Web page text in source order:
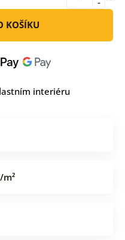
KOŠÍKU
interiéru